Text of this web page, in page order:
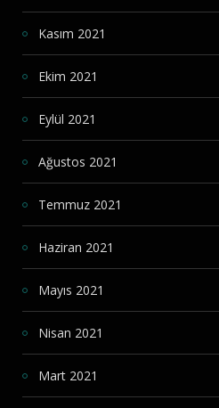
Kasım 2021
Ekim 2021
Eylül 2021
Ağustos 2021
Temmuz 2021
Haziran 2021
Mayıs 2021
Nisan 2021
Mart 2021